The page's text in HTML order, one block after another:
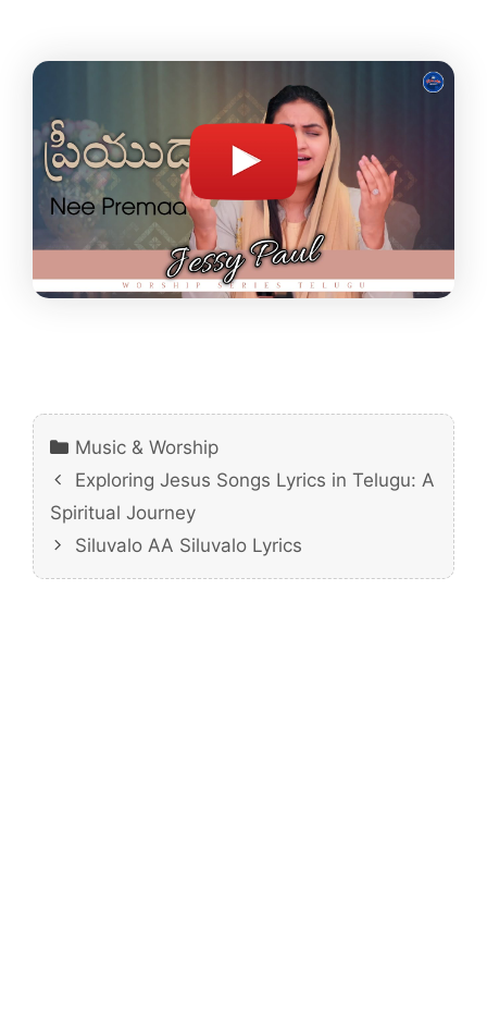
Categories
Music & Worship
Exploring Jesus Songs Lyrics in Telugu: A
Spiritual Journey
Siluvalo AA Siluvalo Lyrics